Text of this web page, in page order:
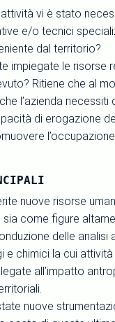
vi è stato
e/o tecnici
dal territorio?
impiegate le risorse
Ritiene che al
l’azienda necessiti
di erogazione
nuove risorse
come figure
delle analisi
e chimici la cui
all’impatto
nuove